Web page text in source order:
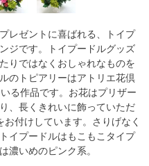
レゼントに喜ばれる、トイプ
ジです。トイプードルグッズ
りではなくおしゃれなものを
のトピアリーはアトリエ花倶
る作品です。お花はプリザー
、長くきれいに飾っていただ
付けしています。さりげなく
イプードルはもこもこタイプ
濃いめのピンク系。